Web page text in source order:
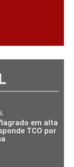
em alta
TCO por